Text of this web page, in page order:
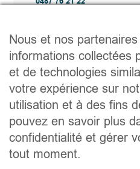
Acheter
Louer
Vendre
Contact
Liens utiles
Conseils pratiques pour
Préparer un déménagement
Documents utiles
Notaire.be
Nous et nos
informations collectées
et de technologies
votre expérience sur
utilisation et à des fins
pouvez en savoir plus
confidentialité et gérer
tout moment.